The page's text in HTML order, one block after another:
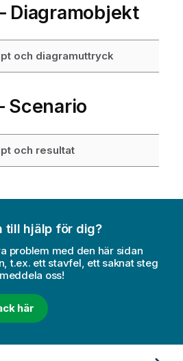
Diagramobjekt
och diagramuttryck
Scenario
och resultat
till hjälp för dig?
problem med den här sidan
t.ex. ett stavfel, ett saknat steg
oss!
här